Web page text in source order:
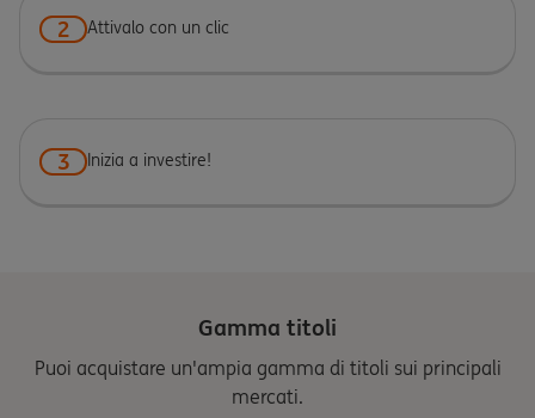
2 Attivalo con un clic
3 Inizia a investire!
Gamma titoli
Puoi acquistare un'ampia gamma di titoli sui principali
mercati.